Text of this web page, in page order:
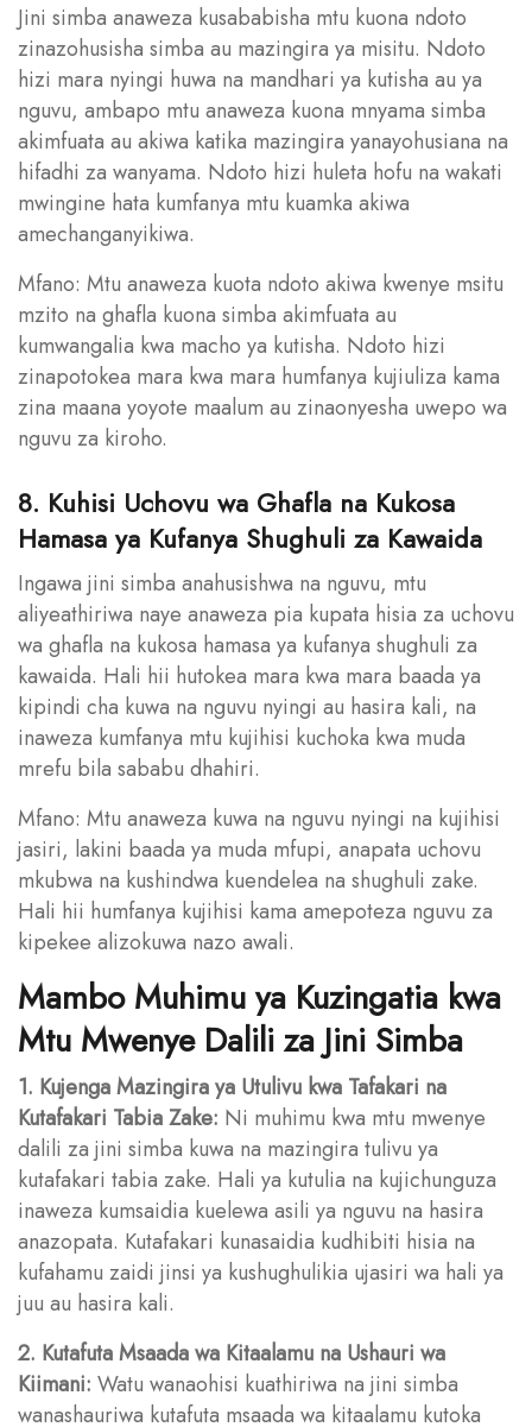
Jini simba anaweza kusababisha mtu kuona ndoto
zinazohusisha simba au mazingira ya misitu. Ndoto
hizi mara nyingi huwa na mandhari ya kutisha au ya
nguvu, ambapo mtu anaweza kuona mnyama simba
akimfuata au akiwa katika mazingira yanayohusiana na
hifadhi za wanyama. Ndoto hizi huleta hofu na wakati
mwingine hata kumfanya mtu kuamka akiwa
amechanganyikiwa.
Mfano: Mtu anaweza kuota ndoto akiwa kwenye msitu
mzito na ghafla kuona simba akimfuata au
kumwangalia kwa macho ya kutisha. Ndoto hizi
zinapotokea mara kwa mara humfanya kujiuliza kama
zina maana yoyote maalum au zinaonyesha uwepo wa
nguvu za kiroho.
8. Kuhisi Uchovu wa Ghafla na Kukosa
Hamasa ya Kufanya Shughuli za Kawaida
Ingawa jini simba anahusishwa na nguvu, mtu
aliyeathiriwa naye anaweza pia kupata hisia za uchovu
wa ghafla na kukosa hamasa ya kufanya shughuli za
kawaida. Hali hii hutokea mara kwa mara baada ya
kipindi cha kuwa na nguvu nyingi au hasira kali, na
inaweza kumfanya mtu kujihisi kuchoka kwa muda
mrefu bila sababu dhahiri.
Mfano: Mtu anaweza kuwa na nguvu nyingi na kujihisi
jasiri, lakini baada ya muda mfupi, anapata uchovu
mkubwa na kushindwa kuendelea na shughuli zake.
Hali hii humfanya kujihisi kama amepoteza nguvu za
kipekee alizokuwa nazo awali.
Mambo Muhimu ya Kuzingatia kwa
Mtu Mwenye Dalili za Jini Simba
1. Kujenga Mazingira ya Utulivu kwa Tafakari na
Kutafakari Tabia Zake: Ni muhimu kwa mtu mwenye
dalili za jini simba kuwa na mazingira tulivu ya
kutafakari tabia zake. Hali ya kutulia na kujichunguza
inaweza kumsaidia kuelewa asili ya nguvu na hasira
anazopata. Kutafakari kunasaidia kudhibiti hisia na
kufahamu zaidi jinsi ya kushughulikia ujasiri wa hali ya
juu au hasira kali.
2. Kutafuta Msaada wa Kitaalamu na Ushauri wa
Kiimani: Watu wanaohisi kuathiriwa na jini simba
wanashauriwa kutafuta msaada wa kitaalamu kutoka